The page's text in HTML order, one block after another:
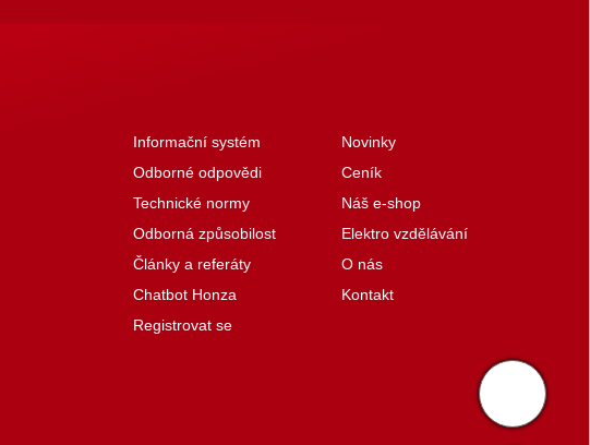
Novinky
Ceník
Náš e-shop
Elektro vzdělávání
O nás
Kontakt
Informační systém
Odborné odpovědi
Technické normy
Odborná způsobilost
Články a referáty
Chatbot Honza
Registrovat se